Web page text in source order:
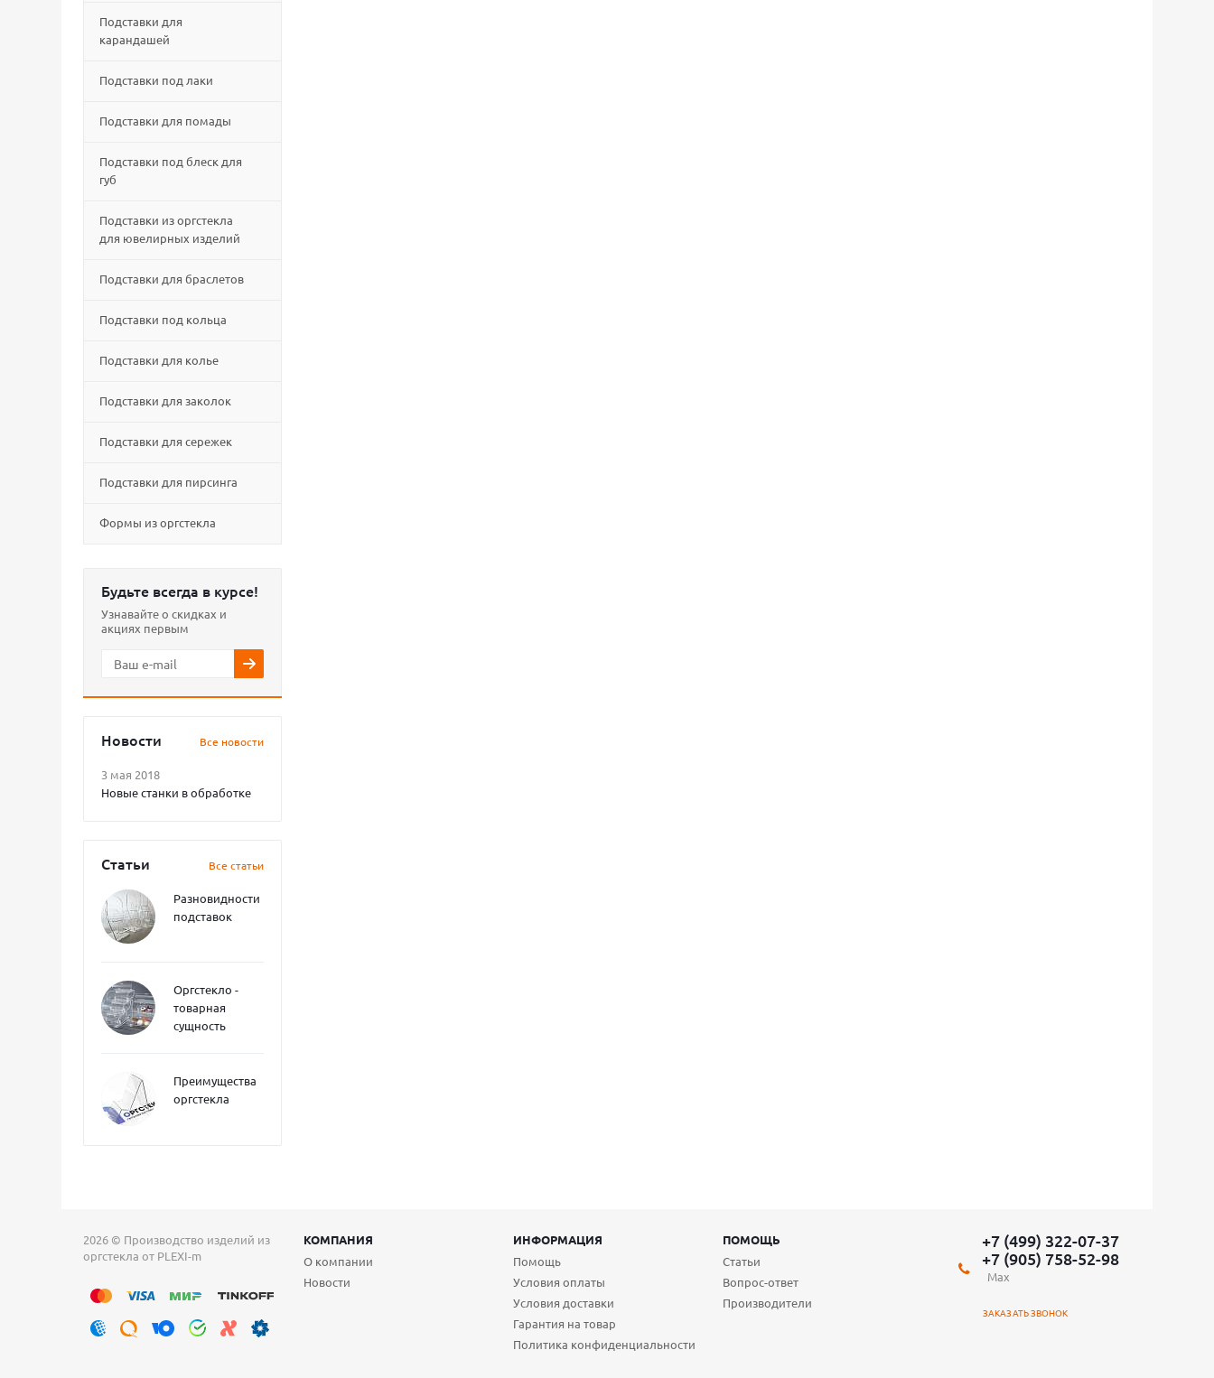
Подставки для
карандашей
Подставки под лаки
Подставки для помады
Подставки под блеск для
губ
Подставки из оргстекла
для ювелирных изделий
Подставки для браслетов
Подставки под кольца
Подставки для колье
Подставки для заколок
Подставки для сережек
Подставки для пирсинга
Формы из оргстекла
Будьте всегда в курсе!
Узнавайте о скидках и
акциях первым
Новости Все новости
3 мая 2018
Новые станки в обработке
Статьи Все статьи
Разновидности
подставок
Оргстекло -
товарная
сущность
Преимущества
оргстекла
2026 © Производство изделий из
оргстекла от PLEXI-m
КОМПАНИЯ ИНФОРМАЦИЯ
ПОМОЩЬ
О компании
Новости
Помощь
Условия оплаты
Условия доставки
Гарантия на товар
Политика конфиденциальности
Статьи
Вопрос-ответ
Производители
+7 (499) 322-07-37
+7 (905) 758-52-98
Max
ЗАКАЗАТЬ ЗВОНОК